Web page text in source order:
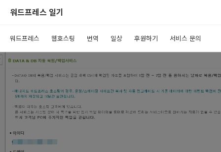
워드프레스 일기
워드프레스 웹호스팅 번역 일상 후원하기 서비스 문의